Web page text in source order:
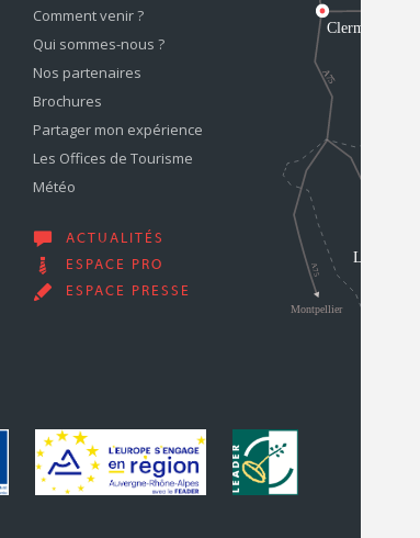
Comment venir ?
Qui sommes-nous ?
Nos partenaires
Brochures
Partager mon expérience
Les Offices de Tourisme
Météo
ACTUALITÉS
ESPACE PRO
ESPACE PRESSE